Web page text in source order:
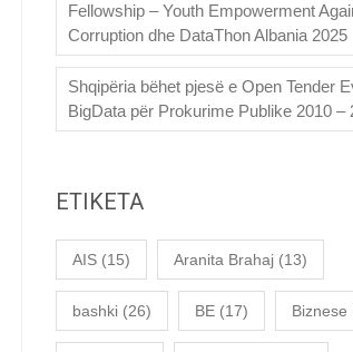
Fellowship – Youth Empowerment
Corruption dhe DataThon Albania 2025
Shqipëria bëhet pjesë e Open Tender
BigData për Prokurime Publike 2010 –
ETIKETA
AIS (15) Aranita Brahaj (13)
bashki (26) BE (17) Biznese